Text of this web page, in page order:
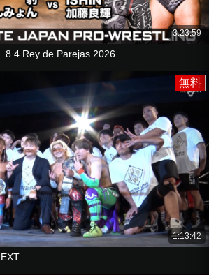
3:23:59
8.4 Rey de Parejas 2026
1:13:42
無料